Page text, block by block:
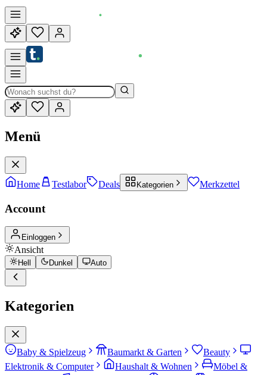
Menü
Home Testlabor Deals Kategorien Merkzettel
Account
Einloggen
Ansicht
Hell Dunkel Auto
Kategorien
Baby & Spielzeug Baumarkt & Garten
Beauty
Elektronik & Computer
Haushalt & Wohnen
Möbel &